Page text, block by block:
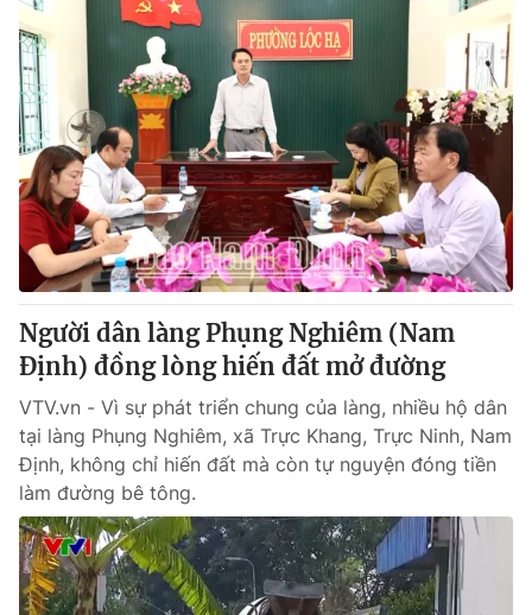
Người dân làng Phụng Nghiêm (Nam
Định) đồng lòng hiến đất mở đường
VTV.vn - Vì sự phát triển chung của làng, nhiều hộ dân
tại làng Phụng Nghiêm, xã Trực Khang, Trực Ninh, Nam
Định, không chỉ hiến đất mà còn tự nguyện đóng tiền
làm đường bê tông.